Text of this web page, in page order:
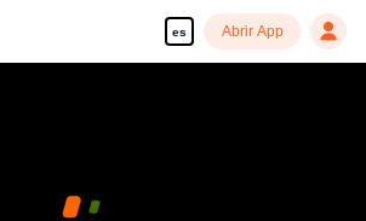
es Abrir App